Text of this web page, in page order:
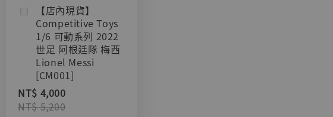
【店內現貨】
Competitive Toys
1/6 可動系列 2022
世足 阿根廷隊 梅西
Lionel Messi
[CM001]
NT$ 4,000
NT$ 5,200